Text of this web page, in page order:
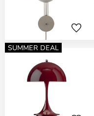
SUMMER DEAL